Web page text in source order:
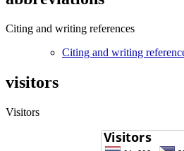
Citing and writing references
Citing and writing
visitors
Visitors